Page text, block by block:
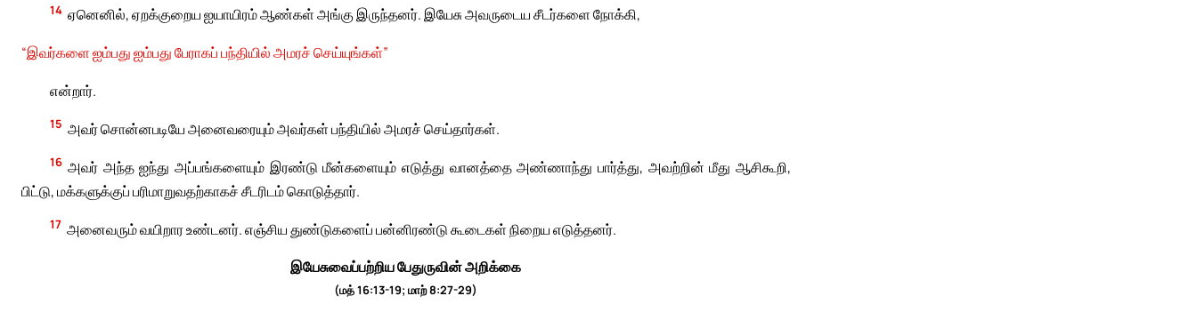
14 ஏனெனில், ஏறக்குறைய ஐயாயிரம் ஆண்கள் அங்கு இருந்தனர். இயேசு அவருடைய சீடர்களை நோக்கி,
“இவர்களை ஐம்பது ஐம்பது பேராகப் பந்தியில் அமரச் செய்யுங்கள்”
என்றார்.
15 அவர் சொன்னபடியே அனைவரையும் அவர்கள் பந்தியில் அமரச் செய்தார்கள்.
16 அவர் அந்த ஐந்து அப்பங்களையும் இரண்டு மீன்களையும் எடுத்து வானத்தை அண்ணாந்து பார்த்து, அவற்றின் மீது ஆசிகூறி,
பிட்டு, மக்களுக்குப் பரிமாறுவதற்காகச் சீடரிடம் கொடுத்தார்.
17 அனைவரும் வயிறார உண்டனர். எஞ்சிய துண்டுகளைப் பன்னிரண்டு கூடைகள் நிறைய எடுத்தனர்.
இயேசுவைப்பற்றிய பேதுருவின் அறிக்கை
(மத் 16:13-19; மாற் 8:27-29)